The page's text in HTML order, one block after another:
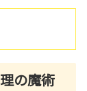
の魔術